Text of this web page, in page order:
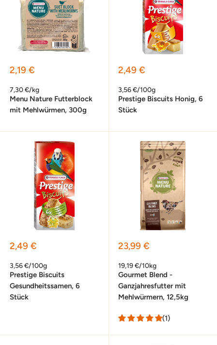
Sonderpreis
2,19 €
7,30 €/kg
Menu Nature Futterblock
mit Mehlwürmen, 300g
Sonderpreis
2,49 €
3,56 €/100g
Prestige Biscuits Honig, 6
Stück
Sonderpreis
2,49 €
3,56 €/100g
Prestige Biscuits
Gesundheitssamen, 6
Stück
Sonderpreis
23,99 €
19,19 €/10kg
Gourmet Blend -
Ganzjahresfutter mit
Mehlwürmern, 12,5kg
(1)